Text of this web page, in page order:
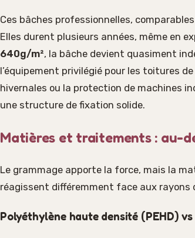
Ces bâches professionnelles,
Elles durent plusieurs années, même en
640g/m², la bâche devient quasiment
l’équipement privilégié pour les toitures
hivernales ou la protection de machines
une structure de fixation solide.
Matières et traitements : au-
Le grammage apporte la force, mais la
réagissent différemment face aux
Polyéthylène haute densité (PEHD) vs